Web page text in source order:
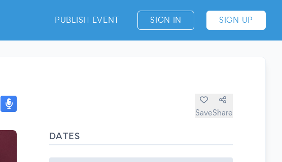
PUBLISH EVENT SIGN IN SIGN UP
SaveShare
DATES